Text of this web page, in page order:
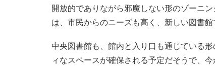
開放的でありながら邪魔しない形のゾーニ
は、市民からのニーズも高く、新しい図書館
中央図書館も、館内と入り口も通じている
ィなスペースが確保される予定だそうで、今